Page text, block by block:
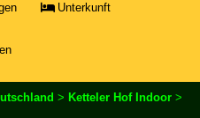
Unterkunft
> Ketteler Hof Indoor >